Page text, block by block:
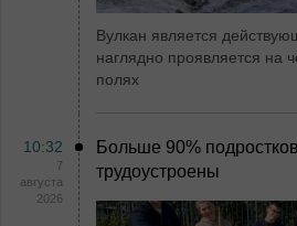
Вулкан является
наглядно проявляется на
полях
10:32
7
августа
2026
Больше 90%
трудоустроены